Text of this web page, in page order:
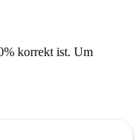
korrekt ist. Um